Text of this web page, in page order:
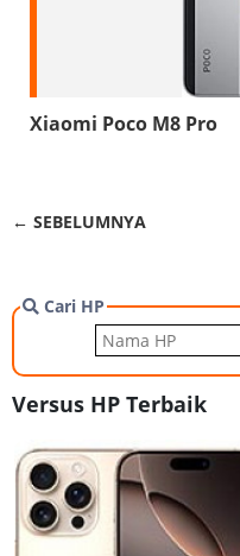
Xiaomi Poco M8 Pro
← SEBELUMNYA
Cari HP
Versus HP Terbaik